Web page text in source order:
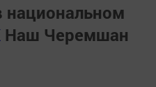
национальном
Наш Черемшан